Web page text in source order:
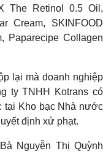
The Retinol 0.5 Oil,
Cream, SKINFOOD
Paparecipe Collagen
lại mà doanh nghiệp
ty TNHH Kotrans có
tại Kho bạc Nhà nước
định xử phạt.
Nguyễn Thị Quỳnh